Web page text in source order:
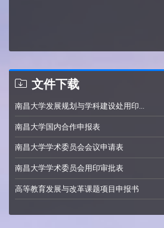
文件下载
南昌大学发展规划与学科建设处用印...
南昌大学国内合作申报表
南昌大学学术委员会会议申请表
南昌大学学术委员会用印审批表
高等教育发展与改革课题项目申报书